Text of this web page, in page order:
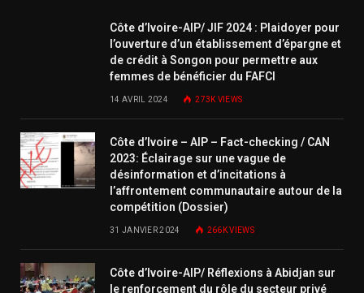
Côte d’Ivoire-AIP/ JIF 2024 : Plaidoyer pour
l’ouverture d’un établissement d’épargne et
de crédit à Songon pour permettre aux
femmes de bénéficier du FAFCI
14 AVRIL 2024 273K VIEWS
Côte d’Ivoire – AIP – Fact-checking / CAN
2023: Éclairage sur une vague de
désinformation et d’incitations à
l’affrontement communautaire autour de la
compétition (Dossier)
31 JANVIER 2024 266KVIEWS
Côte d’Ivoire-AIP/ Réflexions à Abidjan sur
le renforcement du rôle du secteur privé